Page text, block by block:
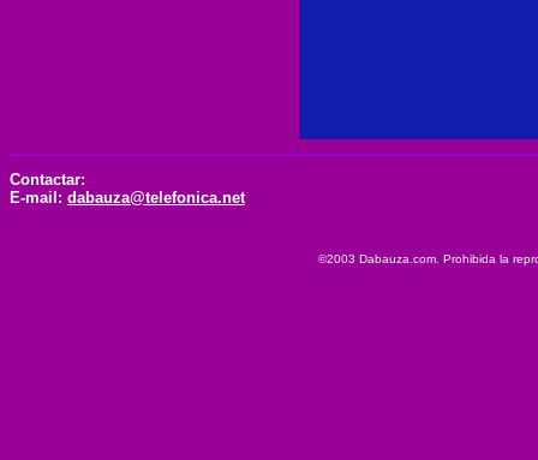
Contactar:
E-mail: dabauza@telefonica.net
©2003 Dabauza.com. Prohibida la